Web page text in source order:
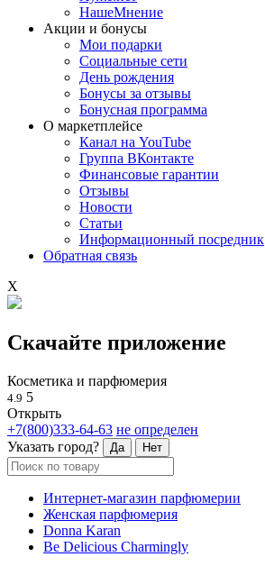
НашеМнение
Акции и бонусы
Мои подарки
Социальные сети
День рождения
Бонусы за отзывы
Бонусная программа
О маркетплейсе
Канал на YouTube
Группа ВКонтакте
Финансовые гарантии
Отзывы
Новости
Статьи
Информационный посредник
Обратная связь
X
Скачайте приложение
Косметика и парфюмерия
4.9 5
Открыть
+7(800)333-64-63 не определен
Указать город?
Да Нет
Интернет-магазин парфюмерии
Женская парфюмерия
Donna Karan
Be Delicious Charmingly